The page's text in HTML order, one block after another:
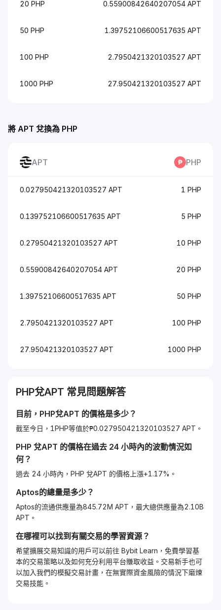
將 APT 兌換為 PHP
APT PHP
0.027950421320103527 APT 1 PHP
0.139752106600517635 APT 5 PHP
0.27950421320103527 APT 10 PHP
0.55900842640207054 APT 20 PHP
1.39752106600517635 APT 50 PHP
2.7950421320103527 APT 100 PHP
27.950421320103527 APT 1000 PHP
20 PHP 0.55900842640207054 APT
50 PHP 1.39752106600517635 APT
100 PHP 2.7950421320103527 APT
1000 PHP 27.950421320103527 APT
PHP兌APT 常見問題解答
目前， PHP兌APT 的價格是多少？
截至今日，1PHP等值於₱0.027950421320103527 APT。
PHP 兌APT 的價格在過去 24 小時內的波動情況如
何？
過去 24 小時內，PHP 兌APT 的價格上漲+1.17%。
Aptos的總量是多少？
Aptos的流通供應量為845.72M APT，最大總供應量為2.10B
APT。
在哪裡可以找到有關交易的學習資源？
希望擴展交易知識的用戶可以前往 Bybit Learn，免費學習基
本的交易策略以及如何充分利用平台賺取收益。交易新手也可
以加入我們的模擬交易計畫，在無實際資金風險的情況下磨煉
交易技能。